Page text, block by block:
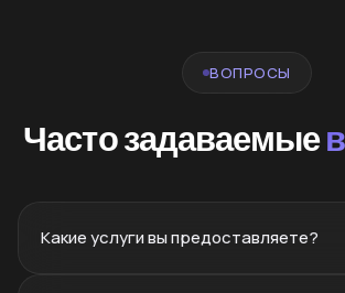
ВОПРОСЫ
Часто задаваемые
Какие услуги вы предоставляете?